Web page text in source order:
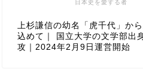
日本史を愛する者
上杉謙信の幼名「虎千代」か
込めて｜ 国立大学の文学部出
攻｜2024年2月9日運営開始